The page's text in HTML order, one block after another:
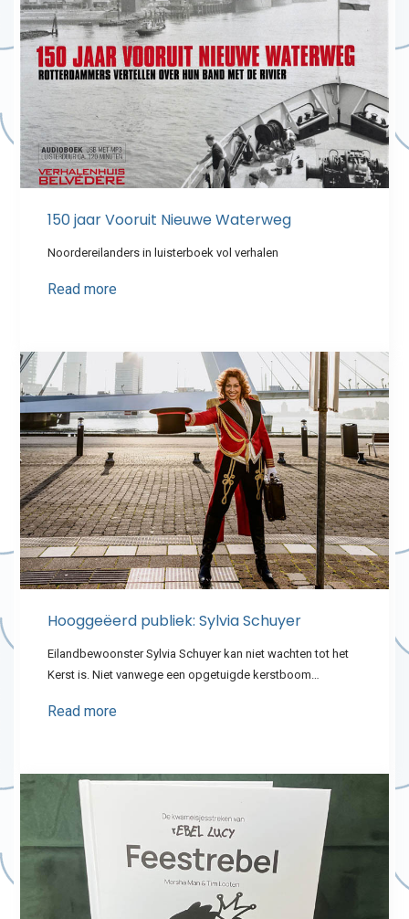
150 jaar Vooruit Nieuwe Waterweg
Noordereilanders in luisterboek vol verhalen
Read more
Hooggeëerd publiek: Sylvia Schuyer
Eilandbewoonster Sylvia Schuyer kan niet wachten tot het
Kerst is. Niet vanwege een opgetuigde kerstboom…
Read more